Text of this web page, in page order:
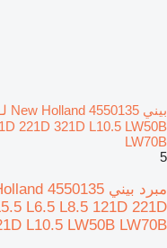
221D 321D L10.5 LW50B
LW70B
5
L6.5 L8.5 121D 221D
L10.5 LW50B LW70B